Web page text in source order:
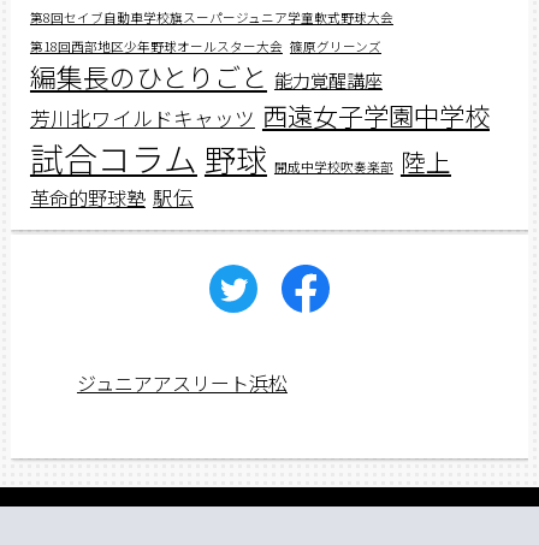
第8回セイブ自動車学校旗スーパージュニア学童軟式野球大会
第18回西部地区少年野球オールスター大会 篠原グリーンズ
編集長のひとりごと 能力覚醒講座
芳川北ワイルドキャッツ 西遠女子学園中学校
試合コラム 野球 開成中学校吹奏楽部 陸上
革命的野球塾 駅伝
ジュニアアスリート浜松